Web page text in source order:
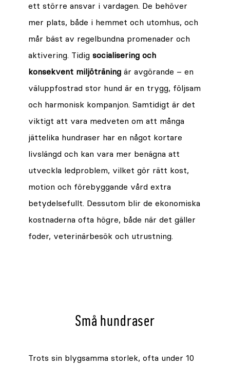
ett större ansvar i vardagen. De behöver
mer plats, både i hemmet och utomhus, och
mår bäst av regelbundna promenader och
aktivering. Tidig socialisering och
konsekvent miljöträning är avgörande – en
väluppfostrad stor hund är en trygg, följsam
och harmonisk kompanjon. Samtidigt är det
viktigt att vara medveten om att många
jättelika hundraser har en något kortare
livslängd och kan vara mer benägna att
utveckla ledproblem, vilket gör rätt kost,
motion och förebyggande vård extra
betydelsefullt. Dessutom blir de ekonomiska
kostnaderna ofta högre, både när det gäller
foder, veterinärbesök och utrustning.
Små hundraser
Trots sin blygsamma storlek, ofta under 10